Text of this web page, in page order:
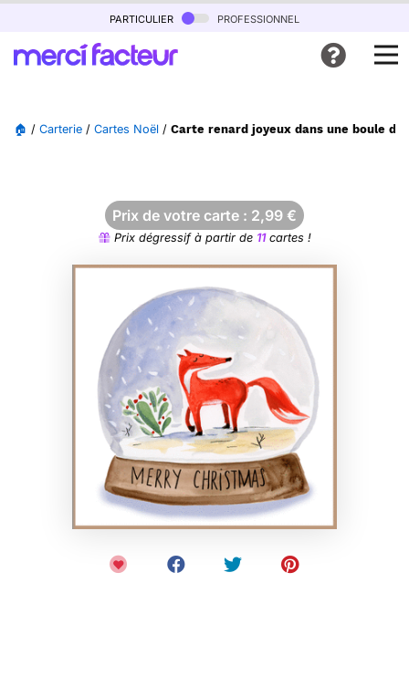
particulier professionnel
🏠 / Carterie / Cartes Noël / Carte renard joyeux dans une boule de
Prix de votre carte : 2,99 €
Prix dégressif à partir de 11cartes !